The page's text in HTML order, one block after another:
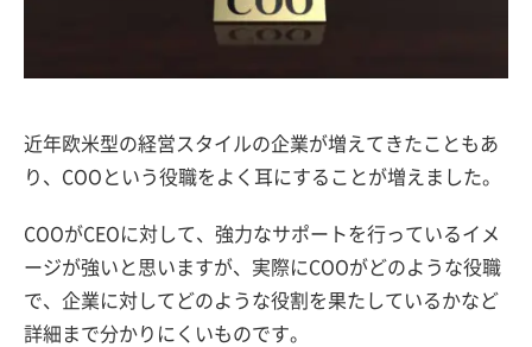
近年欧米型の経営スタイルの企業が増えてきたこともあ
り、COOという役職をよく耳にすることが増えました。
COOがCEOに対して、強力なサポートを行っているイメ
ージが強いと思いますが、実際にCOOがどのような役職
で、企業に対してどのような役割を果たしているかなど
詳細まで分かりにくいものです。